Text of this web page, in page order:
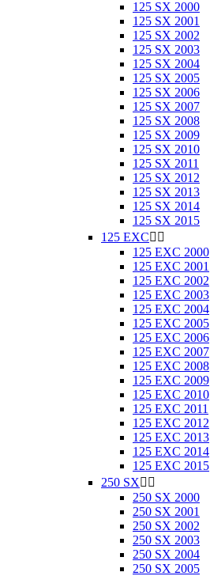
125 SX 2000
125 SX 2001
125 SX 2002
125 SX 2003
125 SX 2004
125 SX 2005
125 SX 2006
125 SX 2007
125 SX 2008
125 SX 2009
125 SX 2010
125 SX 2011
125 SX 2012
125 SX 2013
125 SX 2014
125 SX 2015
125 EXC 
125 EXC 2000
125 EXC 2001
125 EXC 2002
125 EXC 2003
125 EXC 2004
125 EXC 2005
125 EXC 2006
125 EXC 2007
125 EXC 2008
125 EXC 2009
125 EXC 2010
125 EXC 2011
125 EXC 2012
125 EXC 2013
125 EXC 2014
125 EXC 2015
250 SX 
250 SX 2000
250 SX 2001
250 SX 2002
250 SX 2003
250 SX 2004
250 SX 2005